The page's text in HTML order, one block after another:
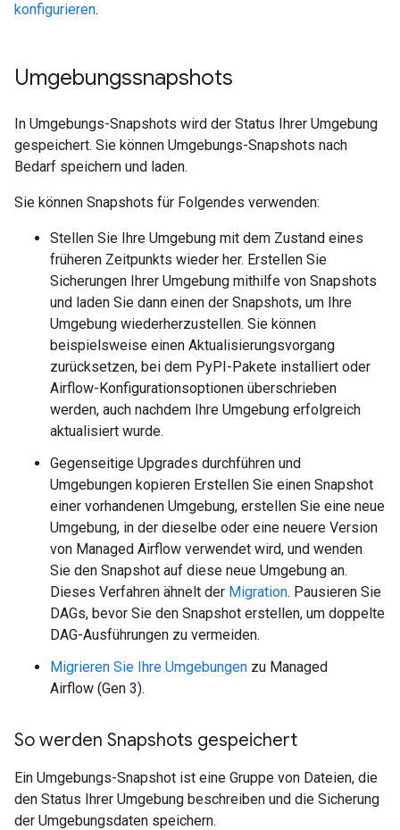
konfigurieren.
Umgebungssnapshots
In Umgebungs-Snapshots wird der Status Ihrer Umgebung
gespeichert. Sie können Umgebungs-Snapshots nach
Bedarf speichern und laden.
Sie können Snapshots für Folgendes verwenden:
Stellen Sie Ihre Umgebung mit dem Zustand eines
früheren Zeitpunkts wieder her. Erstellen Sie
Sicherungen Ihrer Umgebung mithilfe von Snapshots
und laden Sie dann einen der Snapshots, um Ihre
Umgebung wiederherzustellen. Sie können
beispielsweise einen Aktualisierungsvorgang
zurücksetzen, bei dem PyPI-Pakete installiert oder
Airflow-Konfigurationsoptionen überschrieben
werden, auch nachdem Ihre Umgebung erfolgreich
aktualisiert wurde.
Gegenseitige Upgrades durchführen und
Umgebungen kopieren Erstellen Sie einen Snapshot
einer vorhandenen Umgebung, erstellen Sie eine neue
Umgebung, in der dieselbe oder eine neuere Version
von Managed Airflow verwendet wird, und wenden
Sie den Snapshot auf diese neue Umgebung an.
Dieses Verfahren ähnelt der Migration. Pausieren Sie
DAGs, bevor Sie den Snapshot erstellen, um doppelte
DAG-Ausführungen zu vermeiden.
Migrieren Sie Ihre Umgebungen zu Managed
Airflow (Gen 3).
So werden Snapshots gespeichert
Ein Umgebungs-Snapshot ist eine Gruppe von Dateien, die
den Status Ihrer Umgebung beschreiben und die Sicherung
der Umgebungsdaten speichern.